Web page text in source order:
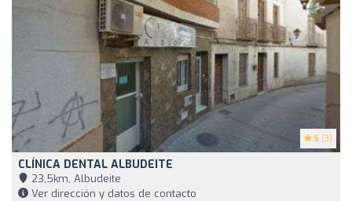
5 (3)
CLÍNICA DENTAL ALBUDEITE
23,5km, Albudeite
Ver dirección y datos de contacto